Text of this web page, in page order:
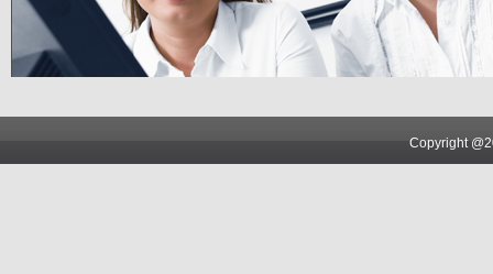
Copyright